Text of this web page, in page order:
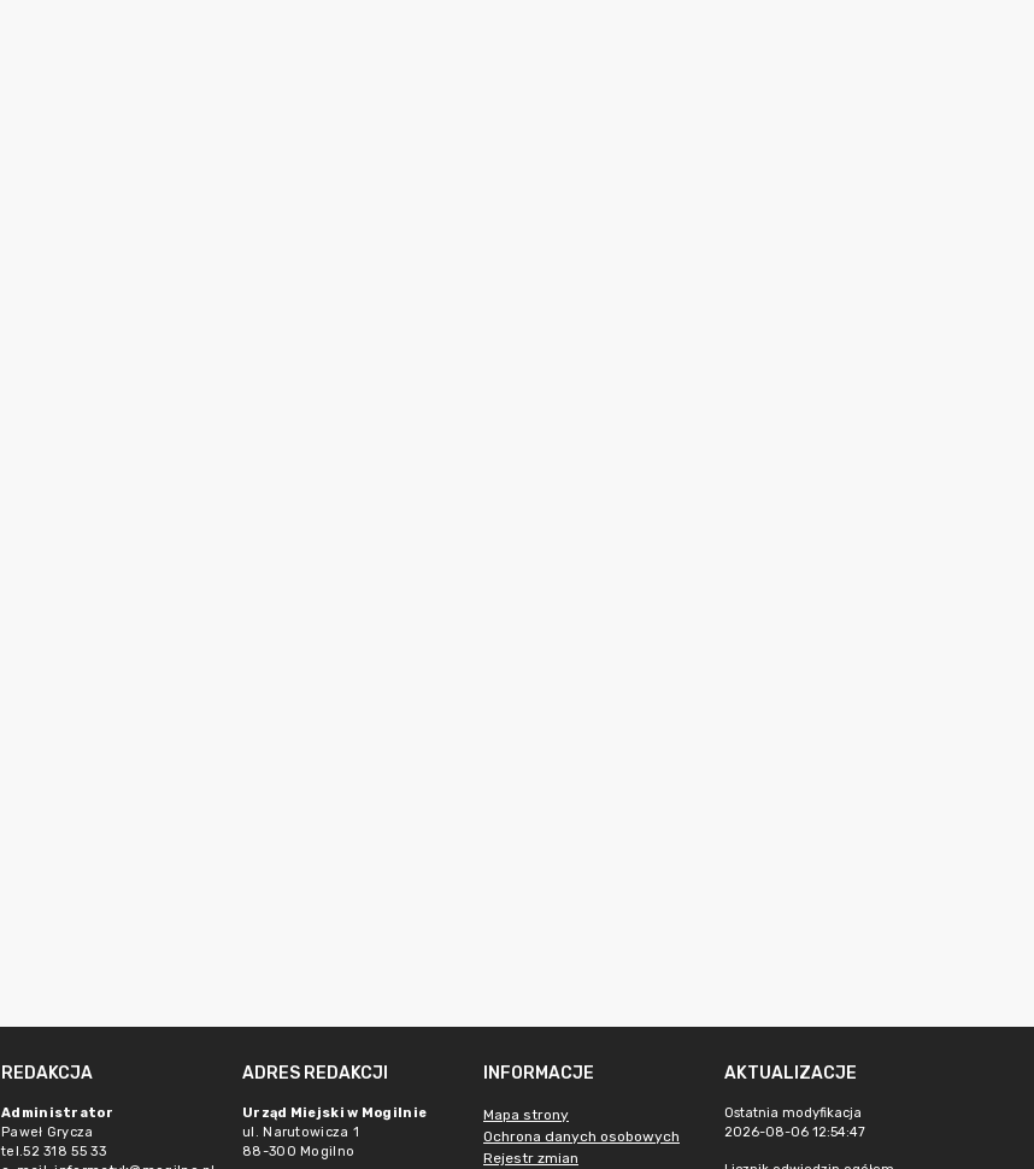
REDAKCJA
Administrator
Paweł Grycza
tel.52 318 55 33
ADRES REDAKCJI
Urząd Miejski w Mogilnie
ul. Narutowicza 1
88-300 Mogilno
INFORMACJE
Mapa strony
Ochrona danych osobowych
Rejestr zmian
AKTUALIZACJE
Ostatnia modyfikacja
2026-08-06 12:54:47